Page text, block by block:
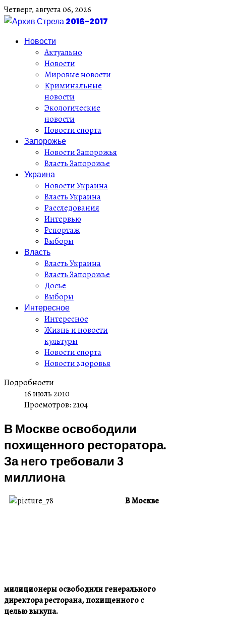
Четверг,августа06, 2026
Новости
Актуально
Новости
Мировые новости
Криминальные
новости
Экологические
новости
Новости спорта
Запорожье
Новости Запорожья
Власть Запорожье
Украина
Новости Украина
Власть Украина
Расследования
Интервью
Репортаж
Выборы
Власть
Власть Украина
Власть Запорожье
Досье
Выборы
Интересное
Интересное
Жизнь и новости
культуры
Новости спорта
Новости здоровья
Подробности
16 июль 2010
Просмотров: 2104
В Москве освободили
похищенного ресторатора.
За него требовали 3
миллиона
В Москве
милиционеры освободили генерального
директора ресторана, похищенного с
целью выкупа.